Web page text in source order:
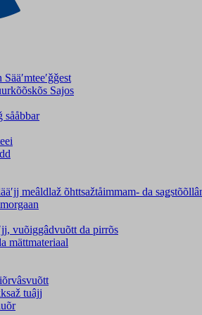
Sajos
sååbbar
meâldlaž õhttsažtåimmam- da
vuõiggâdvuõtt da pirrõs
mättmateriaal
tuâjj